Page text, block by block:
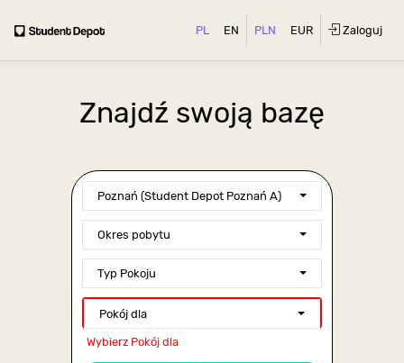
PL EN PLN EUR Zaloguj
Znajdź swoją bazę
Poznań (Student Depot Poznań A)
Okres pobytu
Typ Pokoju
Pokój dla
Wybierz Pokój dla